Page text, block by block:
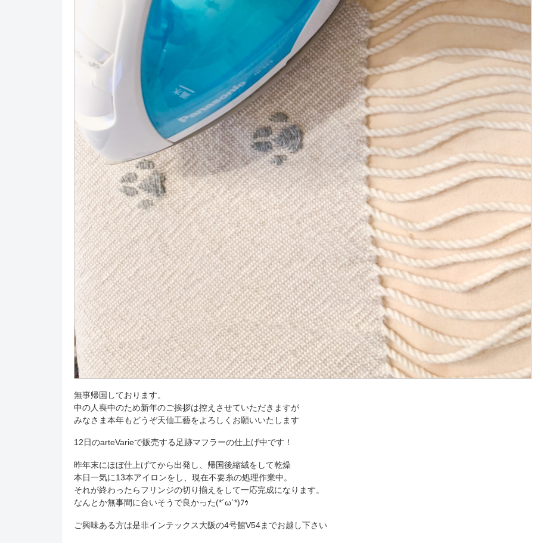
無事帰国しております。
中の人喪中のため新年のご挨拶は控えさせていただきますが
みなさま本年もどうぞ天仙工藝をよろしくお願いいたします
12日のarteVarieで販売する足跡マフラーの仕上げ中です！
昨年末にほぼ仕上げてから出発し、帰国後縮絨をして乾燥
本日一気に13本アイロンをし、現在不要糸の処理作業中。
それが終わったらフリンジの切り揃えをして一応完成になります。
なんとか無事間に合いそうで良かった(*´ω`*)ﾌｩ
ご興味ある方は是非インテックス大阪の4号館V54までお越し下さい